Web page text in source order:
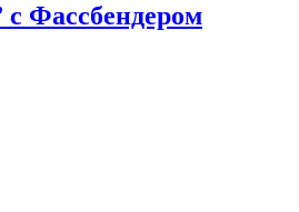
Фассбендером